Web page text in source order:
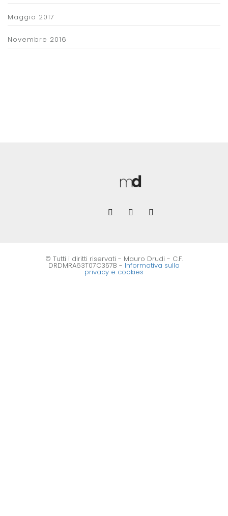
Maggio 2017
Novembre 2016
© Tutti i diritti riservati - Mauro Drudi - C.F.
DRDMRA63T07C357B - Informativa sulla
privacy e cookies